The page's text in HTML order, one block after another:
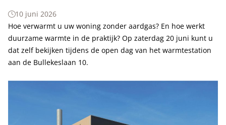
10 juni 2026
Hoe verwarmt u uw woning zonder aardgas? En hoe werkt
duurzame warmte in de praktijk? Op zaterdag 20 juni kunt u
dat zelf bekijken tijdens de open dag van het warmtestation
aan de Bullekeslaan 10.